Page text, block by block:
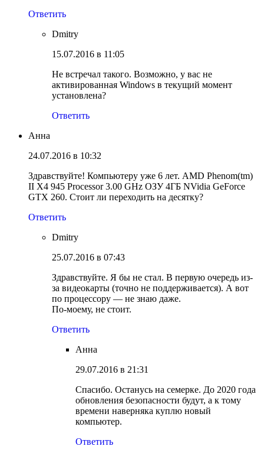
Ответить
Dmitry
15.07.2016 в 11:05
Не встречал такого. Возможно, у вас не
активированная Windows в текущий момент
установлена?
Ответить
Анна
24.07.2016 в 10:32
Здравствуйте! Компьютеру уже 6 лет. AMD Phenom(tm)
II X4 945 Processor 3.00 GHz ОЗУ 4ГБ NVidia GeForce
GTX 260. Стоит ли переходить на десятку?
Ответить
Dmitry
25.07.2016 в 07:43
Здравствуйте. Я бы не стал. В первую очередь из-
за видеокарты (точно не поддерживается). А вот
по процессору — не знаю даже.
По-моему, не стоит.
Ответить
Анна
29.07.2016 в 21:31
Спасибо. Останусь на семерке. До 2020 года
обновления безопасности будут, а к тому
времени наверняка куплю новый
компьютер.
Ответить